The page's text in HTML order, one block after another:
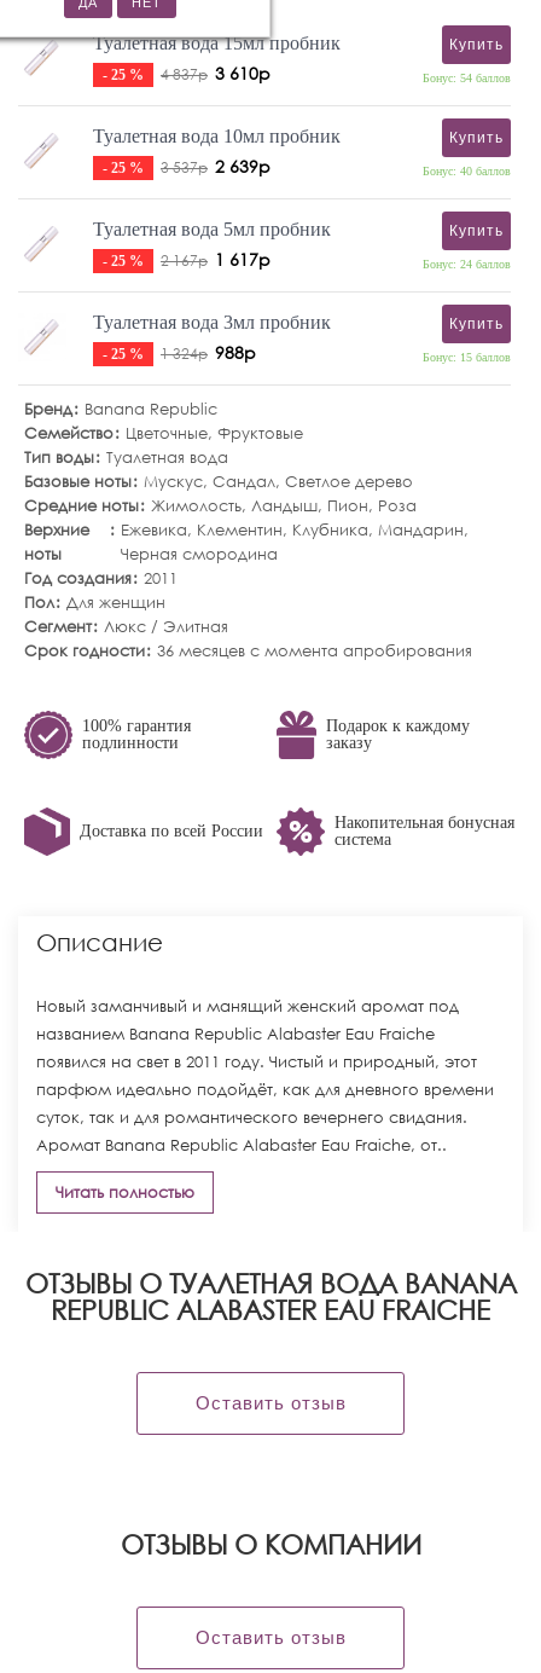
Туалетная вода 15мл пробник
- 25 % 4 837р 3 610р
Купить
Бонус: 54 баллов
Туалетная вода 10мл пробник
- 25 % 3 537р 2 639р
Купить
Бонус: 40 баллов
Туалетная вода 5мл пробник
- 25 % 2 167р 1 617р
Купить
Бонус: 24 баллов
Туалетная вода 3мл пробник
- 25 % 1 324р 988р
Купить
Бонус: 15 баллов
Бренд
Banana Republic
Семейство
Цветочные, Фруктовые
Тип воды Туалетная вода
Базовые ноты Мускус, Сандал, Светлое дерево
Средние ноты Жимолость, Ландыш, Пион, Роза
Верхние
ноты
Ежевика, Клементин, Клубника, Мандарин,
Черная смородина
Год создания 2011
Пол Для женщин
Сегмент Люкс / Элитная
Срок годности 36 месяцев с момента апробирования
100% гарантия
подлинности
Подарок к каждому
заказу
Доставка по всей России
Накопительная бонусная
система
Описание
Новый заманчивый и манящий женский аромат под
названием Banana Republic Alabaster Eau Fraiche
появился на свет в 2011 году. Чистый и природный, этот
парфюм идеально подойдёт, как для дневного времени
суток, так и для романтического вечернего свидания.
Аромат Banana Republic Alabaster Eau Fraiche, от..
Читать полностью
ОТЗЫВЫ О ТУАЛЕТНАЯ ВОДА BANANA
REPUBLIC ALABASTER EAU FRAICHE
Оставить отзыв
OТЗЫВЫ О КОМПАНИИ
Оставить отзыв